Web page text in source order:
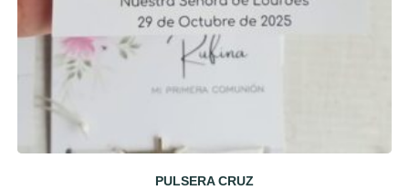
PULSERA CRUZ